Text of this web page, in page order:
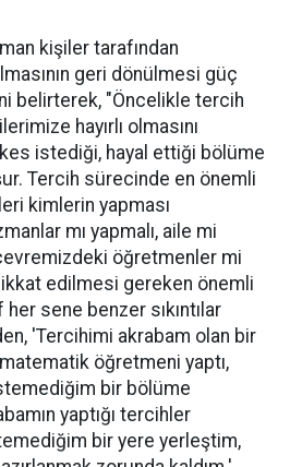
kişiler tarafından
geri dönülmesi güç
belirterek, "Öncelikle tercih
hayırlı olmasını
istediği, hayal ettiği bölüme
Tercih sürecinde en önemli
kimlerin yapması
mı yapmalı, aile mi
öğretmenler mi
edilmesi gereken önemli
sene benzer sıkıntılar
'Tercihimi akrabam olan bir
öğretmeni yaptı,
bir bölüme
yaptığı tercihler
bir yere yerleştim,